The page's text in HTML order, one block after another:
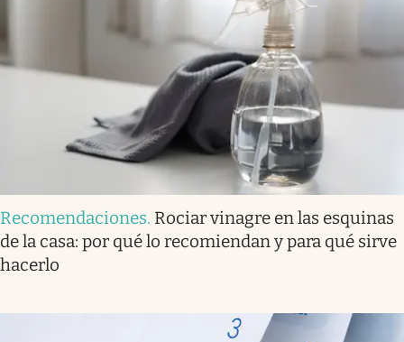
Recomendaciones. Rociar vinagre en las esquinas
de la casa: por qué lo recomiendan y para qué sirve
hacerlo